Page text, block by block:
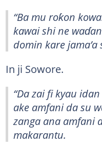
“Ba mu roƙon
kawai shi ne
domin kare jama’a
In ji Sowore.
“Da zai fi kyau
ake amfani da su
zanga ana amfani
makarantu.